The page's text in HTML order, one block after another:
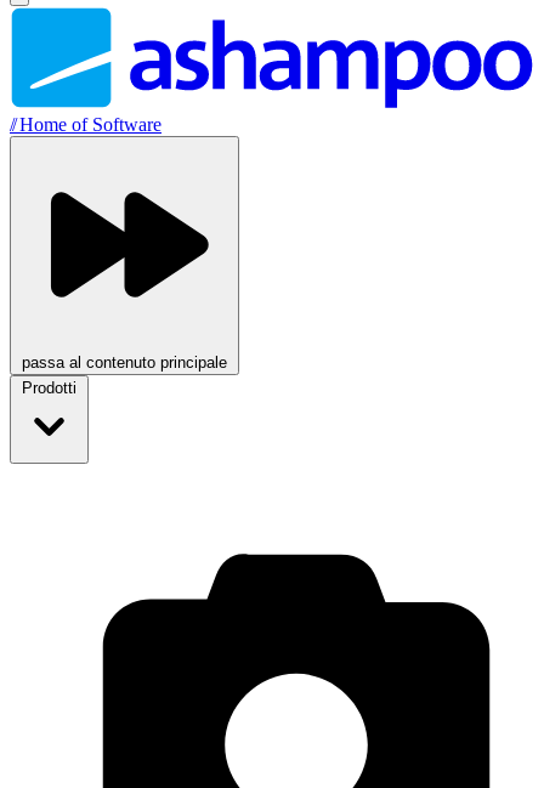
//Home of Software
passa al contenuto principale
Prodotti